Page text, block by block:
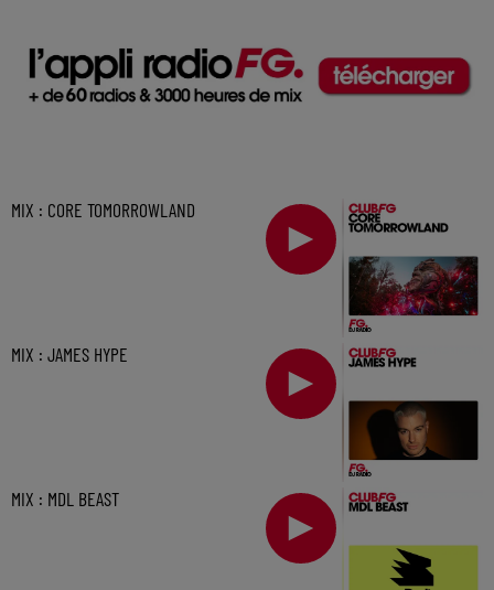
MIX : CORE TOMORROWLAND
MIX : JAMES HYPE
MIX : MDL BEAST